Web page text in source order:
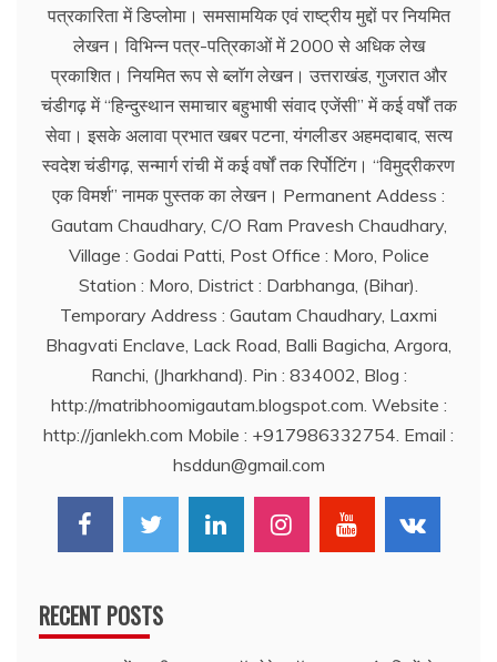
पत्रकारिता में डिप्लोमा। समसामयिक एवं राष्ट्रीय मुद्दों पर नियमित
लेखन। विभिन्न पत्र-पत्रिकाओं में 2000 से अधिक लेख
प्रकाशित। नियमित रूप से ब्लाॅग लेखन। उत्तराखंड, गुजरात और
चंडीगढ़ में ‘‘हिन्दुस्थान समाचार बहुभाषी संवाद एजेंसी’’ में कई वर्षों तक
सेवा। इसके अलावा प्रभात खबर पटना, यंगलीडर अहमदाबाद, सत्य
स्वदेश चंडीगढ़, सन्मार्ग रांची में कई वर्षों तक रिर्पोटिंग। ‘‘विमुद्रीकरण
एक विमर्श’’ नामक पुस्तक का लेखन। Permanent Addess :
Gautam Chaudhary, C/O Ram Pravesh Chaudhary,
Village : Godai Patti, Post Office : Moro, Police
Station : Moro, District : Darbhanga, (Bihar).
Temporary Address : Gautam Chaudhary, Laxmi
Bhagvati Enclave, Lack Road, Balli Bagicha, Argora,
Ranchi, (Jharkhand). Pin : 834002, Blog :
http://matribhoomigautam.blogspot.com. Website :
http://janlekh.com Mobile : +917986332754. Email :
hsddun@gmail.com
RECENT POSTS